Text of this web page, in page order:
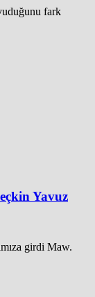
fark
Yavuz
girdi Maw.